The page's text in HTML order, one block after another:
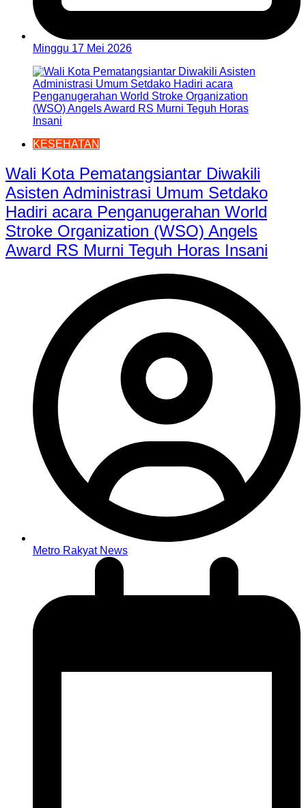
Minggu 17 Mei 2026
KESEHATAN
Wali Kota Pematangsiantar Diwakili
Asisten Administrasi Umum Setdako
Hadiri acara Penganugerahan World
Stroke Organization (WSO) Angels
Award RS Murni Teguh Horas Insani
Metro Rakyat News